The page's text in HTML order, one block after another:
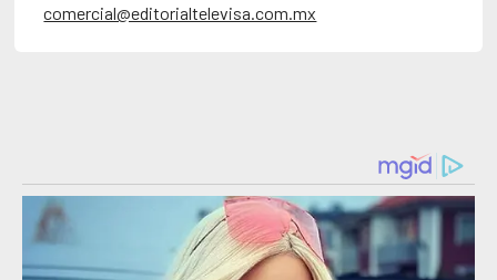
comercial@editorialtelevisa.com.mx